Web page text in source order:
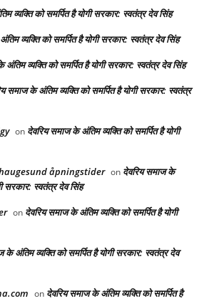
व्यक्ति को समर्पित है योगी सरकार: स्वतंत्र देव सिंह
व्यक्ति को समर्पित है योगी सरकार: स्वतंत्र देव सिंह
व्यक्ति को समर्पित है योगी सरकार: स्वतंत्र देव सिंह
समाज के अंतिम व्यक्ति को समर्पित है योगी सरकार: स्वतंत्र
on देवरिय समाज के अंतिम व्यक्ति को समर्पित है योगी
åpningstider on देवरिय समाज के
सरकार: स्वतंत्र देव सिंह
on देवरिय समाज के अंतिम व्यक्ति को समर्पित है योगी
के अंतिम व्यक्ति को समर्पित है योगी सरकार: स्वतंत्र देव
on देवरिय समाज के अंतिम व्यक्ति को समर्पित है